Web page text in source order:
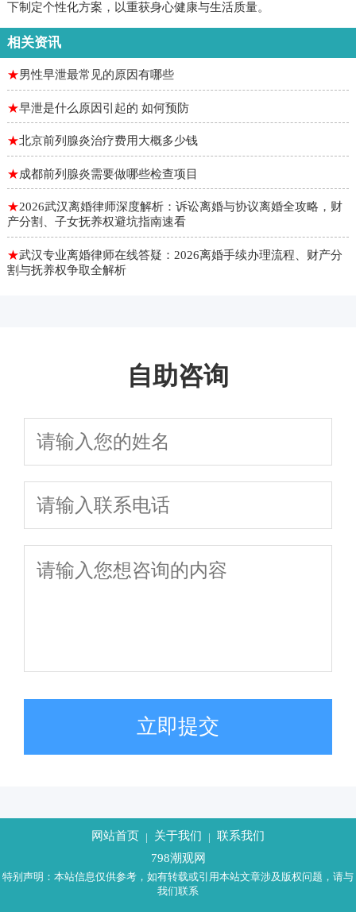
下制定个性化方案，以重获身心健康与生活质量。
相关资讯
★男性早泄最常见的原因有哪些
★早泄是什么原因引起的 如何预防
★北京前列腺炎治疗费用大概多少钱
★成都前列腺炎需要做哪些检查项目
★2026武汉离婚律师深度解析：诉讼离婚与协议离婚全攻略，财
产分割、子女抚养权避坑指南速看
★武汉专业离婚律师在线答疑：2026离婚手续办理流程、财产分
割与抚养权争取全解析
自助咨询
立即提交
网站首页 | 关于我们 |
联系我们
798潮观网
特别声明：本站信息仅供参考，如有转载或引用本站文章涉及版权问题，请与
我们联系